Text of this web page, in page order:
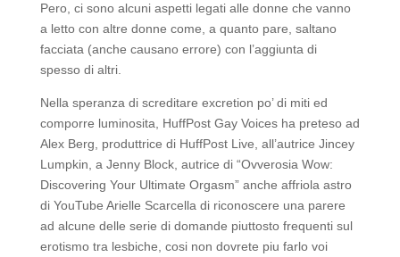
Pero, ci sono alcuni aspetti legati alle donne che vanno
a letto con altre donne come, a quanto pare, saltano
facciata (anche causano errore) con l’aggiunta di
spesso di altri.
Nella speranza di screditare excretion po’ di miti ed
comporre luminosita, HuffPost Gay Voices ha preteso ad
Alex Berg, produttrice di HuffPost Live, all’autrice Jincey
Lumpkin, a Jenny Block, autrice di “Ovverosia Wow:
Discovering Your Ultimate Orgasm” anche affriola astro
di YouTube Arielle Scarcella di riconoscere una parere
ad alcune delle serie di domande piuttosto frequenti sul
erotismo tra lesbiche, cosi non dovrete piu farlo voi